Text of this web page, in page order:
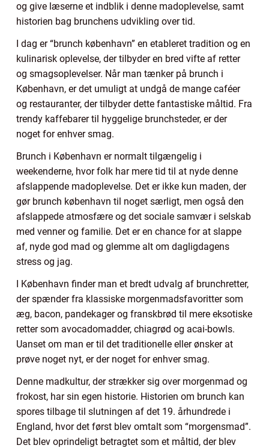
og give læserne et indblik i denne madoplevelse, samt
historien bag brunchens udvikling over tid.
I dag er “brunch københavn” en etableret tradition og en
kulinarisk oplevelse, der tilbyder en bred vifte af retter
og smagsoplevelser. Når man tænker på brunch i
København, er det umuligt at undgå de mange caféer
og restauranter, der tilbyder dette fantastiske måltid. Fra
trendy kaffebarer til hyggelige brunchsteder, er der
noget for enhver smag.
Brunch i København er normalt tilgængelig i
weekenderne, hvor folk har mere tid til at nyde denne
afslappende madoplevelse. Det er ikke kun maden, der
gør brunch københavn til noget særligt, men også den
afslappede atmosfære og det sociale samvær i selskab
med venner og familie. Det er en chance for at slappe
af, nyde god mad og glemme alt om dagligdagens
stress og jag.
I København finder man et bredt udvalg af brunchretter,
der spænder fra klassiske morgenmadsfavoritter som
æg, bacon, pandekager og franskbrød til mere eksotiske
retter som avocadomadder, chiagrød og acai-bowls.
Uanset om man er til det traditionelle eller ønsker at
prøve noget nyt, er der noget for enhver smag.
Denne madkultur, der strækker sig over morgenmad og
frokost, har sin egen historie. Historien om brunch kan
spores tilbage til slutningen af det 19. århundrede i
England, hvor det først blev omtalt som “morgensmad”.
Det blev oprindeligt betragtet som et måltid, der blev